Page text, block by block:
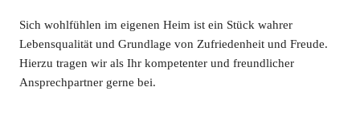
Sich wohlfühlen im eigenen Heim ist ein Stück wahrer
Lebensqualität und Grundlage von Zufriedenheit und Freude.
Hierzu tragen wir als Ihr kompetenter und freundlicher
Ansprechpartner gerne bei.